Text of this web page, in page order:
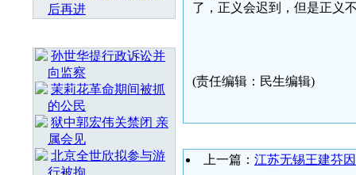
后再进
孙世华提行政诉讼并
向监察
茉莉花革命期间被抓
的公民
狱中郭宏伟关禁闭 亲
属会见
北京全世欣拟参与游
行被拘
了，正义会迟到，但是正义
(责任编辑：民生编辑)
上一篇： 江苏无锡王建芬